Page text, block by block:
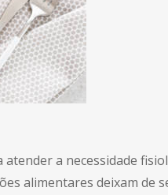
a necessidade
alimentares deixam de